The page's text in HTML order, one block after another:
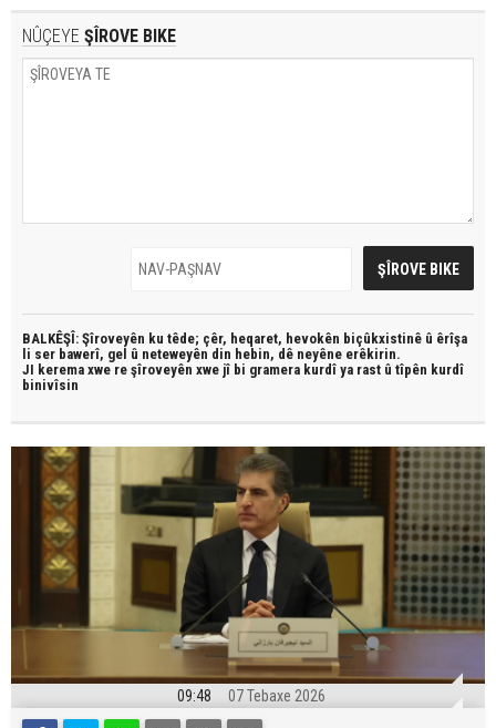
NÛÇEYE ŞÎROVE BIKE
BALKÊŞÎ: Şîroveyên ku têde; çêr, heqaret, hevokên biçûkxistinê û êrîşa
li ser bawerî, gel û neteweyên din hebin, dê neyêne erêkirin.
JI kerema xwe re şîroveyên xwe jî bi gramera kurdî ya rast û tîpên kurdî
binivîsin
09:48 07 Tebaxe 2026